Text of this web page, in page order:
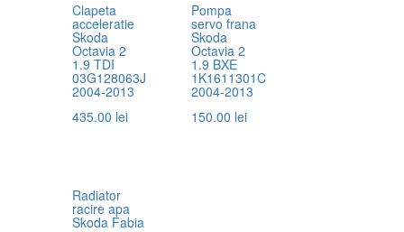
Clapeta
acceleratie
Skoda
Octavia 2
1.9 TDI
03G128063J
2004-2013
435.00 lei
Pompa
servo frana
Skoda
Octavia 2
1.9 BXE
1K1611301C
2004-2013
150.00 lei
Radiator
racire apa
Skoda Fabia